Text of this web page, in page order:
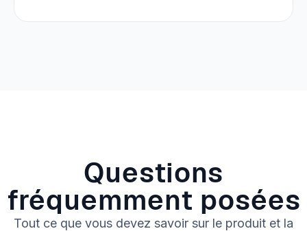
Questions
fréquemment posées
Tout ce que vous devez savoir sur le produit et la